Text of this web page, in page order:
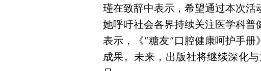
瑾在致辞中表示，希望通过本次活
她呼吁社会各界持续关注医学科普
表示，《“糖友”口腔健康呵护手
成果。未来，出版社将继续深化